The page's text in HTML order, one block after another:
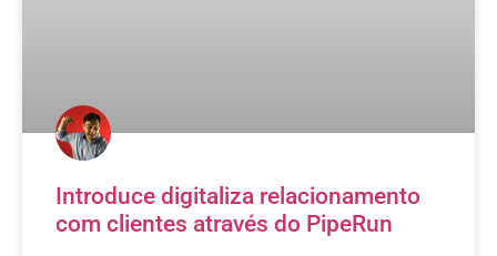
Introduce digitaliza relacionamento
com clientes através do PipeRun